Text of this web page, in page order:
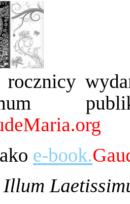
e-book.